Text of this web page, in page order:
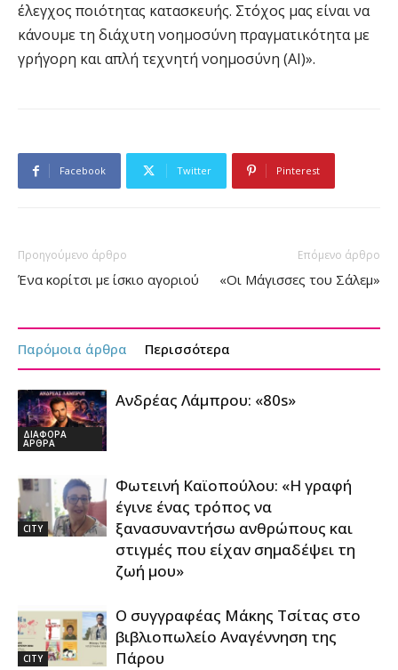
έλεγχος ποιότητας κατασκευής. Στόχος μας είναι να
κάνουμε τη διάχυτη νοημοσύνη πραγματικότητα με
γρήγορη και απλή τεχνητή νοημοσύνη (ΑΙ)».
Facebook Twitter Pinterest
Προηγούμενο άρθρο
Ένα κορίτσι με ίσκιο αγοριού
Επόμενο άρθρο
«Οι Μάγισσες του Σάλεμ»
Παρόμοια άρθρα Περισσότερα
ΔΙΑΦΟΡΑ
ΑΡΘΡΑ
Ανδρέας Λάμπρου: «80s»
CITY
Φωτεινή Καϊοπούλου: «Η γραφή
έγινε ένας τρόπος να
ξανασυναντήσω ανθρώπους και
στιγμές που είχαν σημαδέψει τη
ζωή μου»
CITY
Ο συγγραφέας Μάκης Τσίτας στο
βιβλιοπωλείο Αναγέννηση της
Πάρου